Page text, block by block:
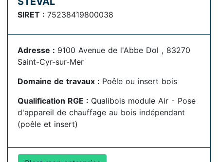
SIRET : 75238419800038
Adresse : 9100 Avenue de l'Abbe Dol , 83270
Saint-Cyr-sur-Mer
Domaine de travaux : Poêle ou insert bois
Qualification RGE : Qualibois module Air - Pose
d'appareil de chauffage au bois indépendant
(poêle et insert)